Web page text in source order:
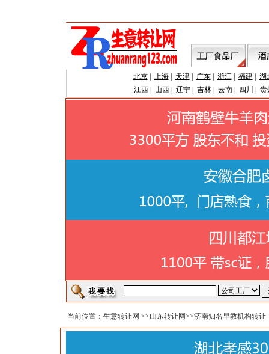
北京| 上海| 天津| 广东| 浙江| 福建| 湖
江西| 山西| 辽宁| 吉林| 云南| 四川 贵
当前位置： 生意转让网 >>山东转让网>>济南知名早教机构转让